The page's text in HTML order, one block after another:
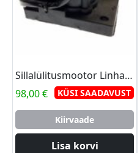
Sillalülitusmootor Linhai 300 2WD/4WD
98,00€ KÜSI SAADAVUST
Kiirvaade
Lisa korvi